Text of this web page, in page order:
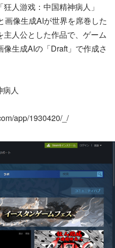
人游戏：中国精神病人」
画像生成AIが世界を席巻した
人公とした作品で、ゲーム
生成AIの「Draft」で作成さ
人
app/1930420/_/